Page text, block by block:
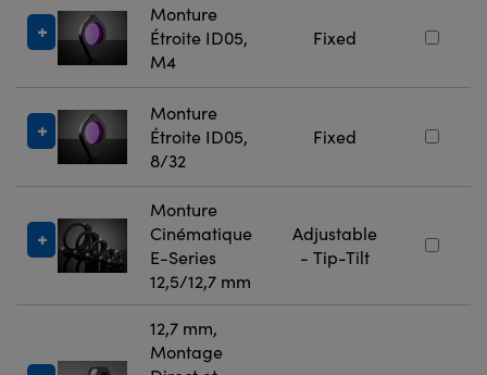
Monture
Étroite ID05,
M4
Fixed
Monture
Étroite ID05,
8/32
Fixed
Monture
Cinématique
E-Series
12,5/12,7 mm
Adjustable
- Tip-Tilt
12,7 mm,
Montage